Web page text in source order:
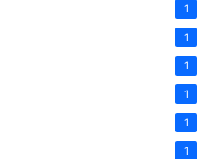
1
1
1
1
1
1